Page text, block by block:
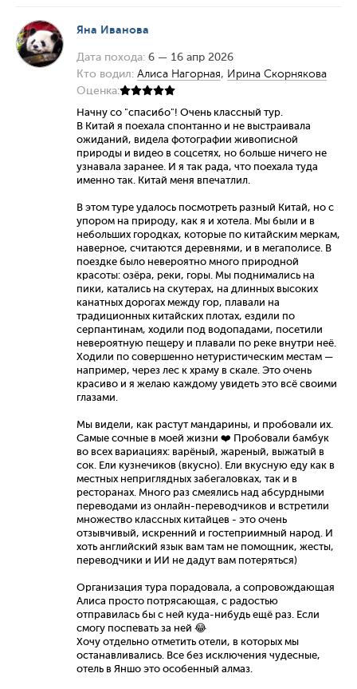
Яна Иванова
Дата похода: 6 — 16 апр 2026
Кто водил: Алиса Нагорная, Ирина Скорнякова
Оценка:
Начну со "спасибо"! Очень классный тур.
В Китай я поехала спонтанно и не выстраивала
ожиданий, видела фотографии живописной
природы и видео в соцсетях, но больше ничего не
узнавала заранее. И я так рада, что поехала туда
именно так. Китай меня впечатлил.
В этом туре удалось посмотреть разный Китай, но с
упором на природу, как я и хотела. Мы были и в
небольших городках, которые по китайским меркам,
наверное, считаются деревнями, и в мегаполисе. В
поездке было невероятно много природной
красоты: озёра, реки, горы. Мы поднимались на
пики, катались на скутерах, на длинных высоких
канатных дорогах между гор, плавали на
традиционных китайских плотах, ездили по
серпантинам, ходили под водопадами, посетили
невероятную пещеру и плавали по реке внутри неё.
Ходили по совершенно нетуристическим местам —
например, через лес к храму в скале. Это очень
красиво и я желаю каждому увидеть это всё своими
глазами.
Мы видели, как растут мандарины, и пробовали их.
Самые сочные в моей жизни ❤️ Пробовали бамбук
во всех вариациях: варёный, жареный, выжатый в
сок. Ели кузнечиков (вкусно). Ели вкусную еду как в
местных неприглядных забегаловках, так и в
ресторанах. Много раз смеялись над абсурдными
переводами из онлайн-переводчиков и встретили
множество классных китайцев - это очень
отзывчивый, искренний и гостеприимный народ. И
хоть английский язык вам там не помощник, жесты,
переводчики и ИИ не дадут вам потеряться)
Организация тура порадовала, а сопровождающая
Алиса просто потрясающая, с радостью
отправилась бы с ней куда-нибудь ещё раз. Если
смогу поспевать за ней 😂
Хочу отдельно отметить отели, в которых мы
останавливались. Все без исключения чудесные,
отель в Яншо это особенный алмаз.